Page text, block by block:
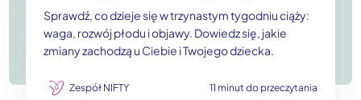
Sprawdź, co dzieje się w trzynastym tygodniu ciąży:
waga, rozwój płodu i objawy. Dowiedz się, jakie
zmiany zachodzą u Ciebie i Twojego dziecka.
Zespół NIFTY 11 minut do przeczytania